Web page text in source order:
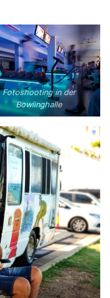
Fotoshooting in der
Bowlinghalle